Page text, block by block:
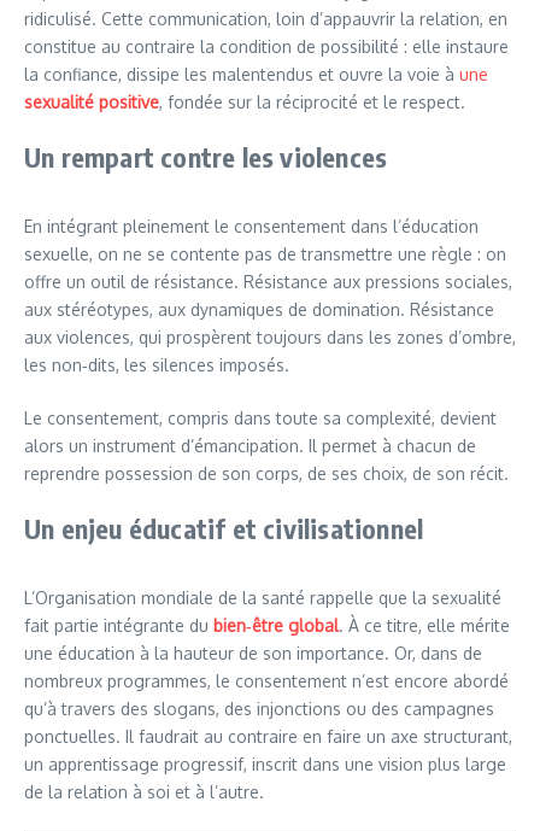
ridiculisé. Cette communication, loin d’appauvrir la relation, en
constitue au contraire la condition de possibilité : elle instaure
la confiance, dissipe les malentendus et ouvre la voie à une
sexualité positive, fondée sur la réciprocité et le respect.
Un rempart contre les violences
En intégrant pleinement le consentement dans l’éducation
sexuelle, on ne se contente pas de transmettre une règle : on
offre un outil de résistance. Résistance aux pressions sociales,
aux stéréotypes, aux dynamiques de domination. Résistance
aux violences, qui prospèrent toujours dans les zones d’ombre,
les non‑dits, les silences imposés.
Le consentement, compris dans toute sa complexité, devient
alors un instrument d’émancipation. Il permet à chacun de
reprendre possession de son corps, de ses choix, de son récit.
Un enjeu éducatif et civilisationnel
L’Organisation mondiale de la santé rappelle que la sexualité
fait partie intégrante du bien‑être global. À ce titre, elle mérite
une éducation à la hauteur de son importance. Or, dans de
nombreux programmes, le consentement n’est encore abordé
qu’à travers des slogans, des injonctions ou des campagnes
ponctuelles. Il faudrait au contraire en faire un axe structurant,
un apprentissage progressif, inscrit dans une vision plus large
de la relation à soi et à l’autre.